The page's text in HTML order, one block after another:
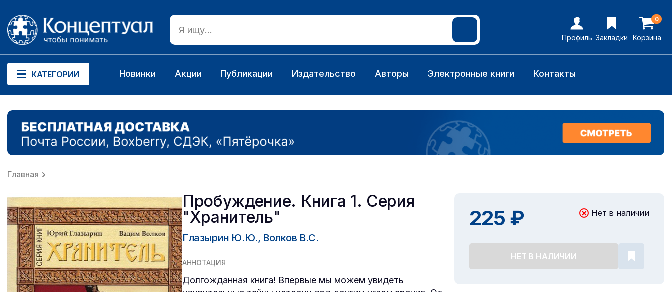
Профиль Закладки
0
Корзина
КАТЕГОРИИ Новинки Акции Публикации Издательство Авторы Электронные книги Контакты
Главная
Пробуждение. Книга 1. Серия
"Хранитель"
Глазырин Ю.Ю., Волков В.С.
АННОТАЦИЯ
Долгожданная книга! Впервые мы можем увидеть
225 ₽ Нет в наличии
НЕТ В НАЛИЧИИ